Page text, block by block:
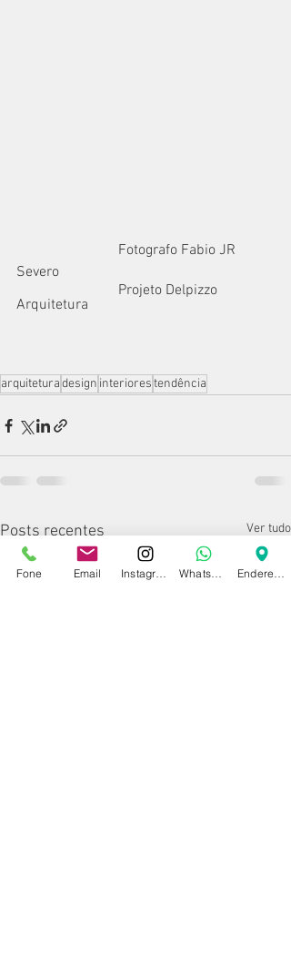
Severo
Arquitetura
arquiteturadesign interiorestendência
Posts recentes Ver tudo
Fone Email